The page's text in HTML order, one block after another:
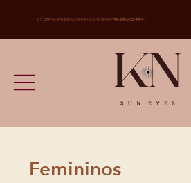
10% OFF NA PRIMEIRA COMPRA COM CUPOM " PRIMEIRACOMPRA".
Femininos